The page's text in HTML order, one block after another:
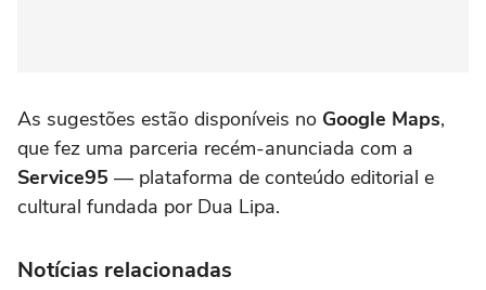
As sugestões estão disponíveis no Google Maps,
que fez uma parceria recém-anunciada com a
Service95 — plataforma de conteúdo editorial e
cultural fundada por Dua Lipa.
Notícias relacionadas